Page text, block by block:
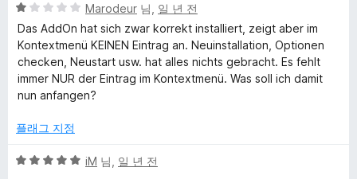
점
5
점
만
점
에
1
Marodeur 님, 일 년 전
Das AddOn hat sich zwar korrekt installiert, zeigt aber im
Kontextmenü KEINEN Eintrag an. Neuinstallation, Optionen
checken, Neustart usw. hat alles nichts gebracht. Es fehlt
immer NUR der Eintrag im Kontextmenü. Was soll ich damit
nun anfangen?
플래그 지정
5
iM 님, 일 년 전